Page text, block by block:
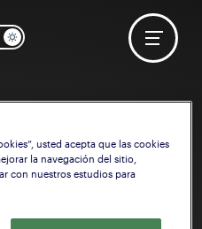
usted acepta que las cookies
la navegación del sitio,
con nuestros estudios para